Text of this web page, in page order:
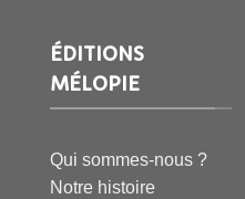
ÉDITIONS
MÉLOPIE
Qui sommes-nous ?
Notre histoire